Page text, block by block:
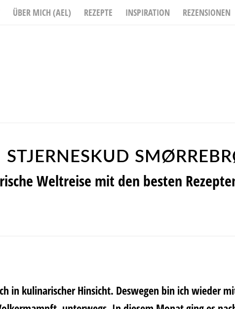
ÜBER MICH (AEL) REZEPTE INSPIRATION REZENSIONEN
STJERNESKUD
Weltreise mit den besten
in kulinarischer Hinsicht. Deswegen bin ich wieder